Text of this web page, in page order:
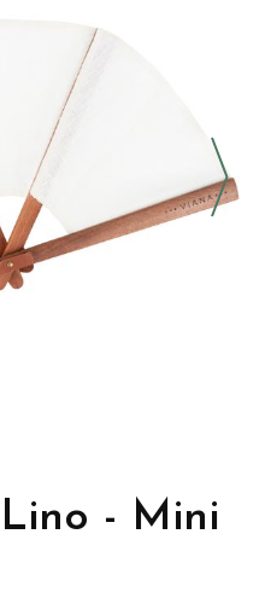
- Mini